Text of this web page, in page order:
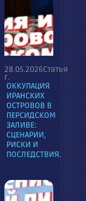
28.05.2026
г.
Статья
ОККУПАЦИЯ
ИРАНСКИХ
ОСТРОВОВ В
ПЕРСИДСКОМ
ЗАЛИВЕ:
СЦЕНАРИИ,
РИСКИ И
ПОСЛЕДСТВИЯ.